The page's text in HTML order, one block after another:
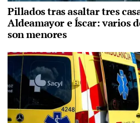
Pillados tras asaltar tres
Aldeamayor e Íscar: varios
son menores